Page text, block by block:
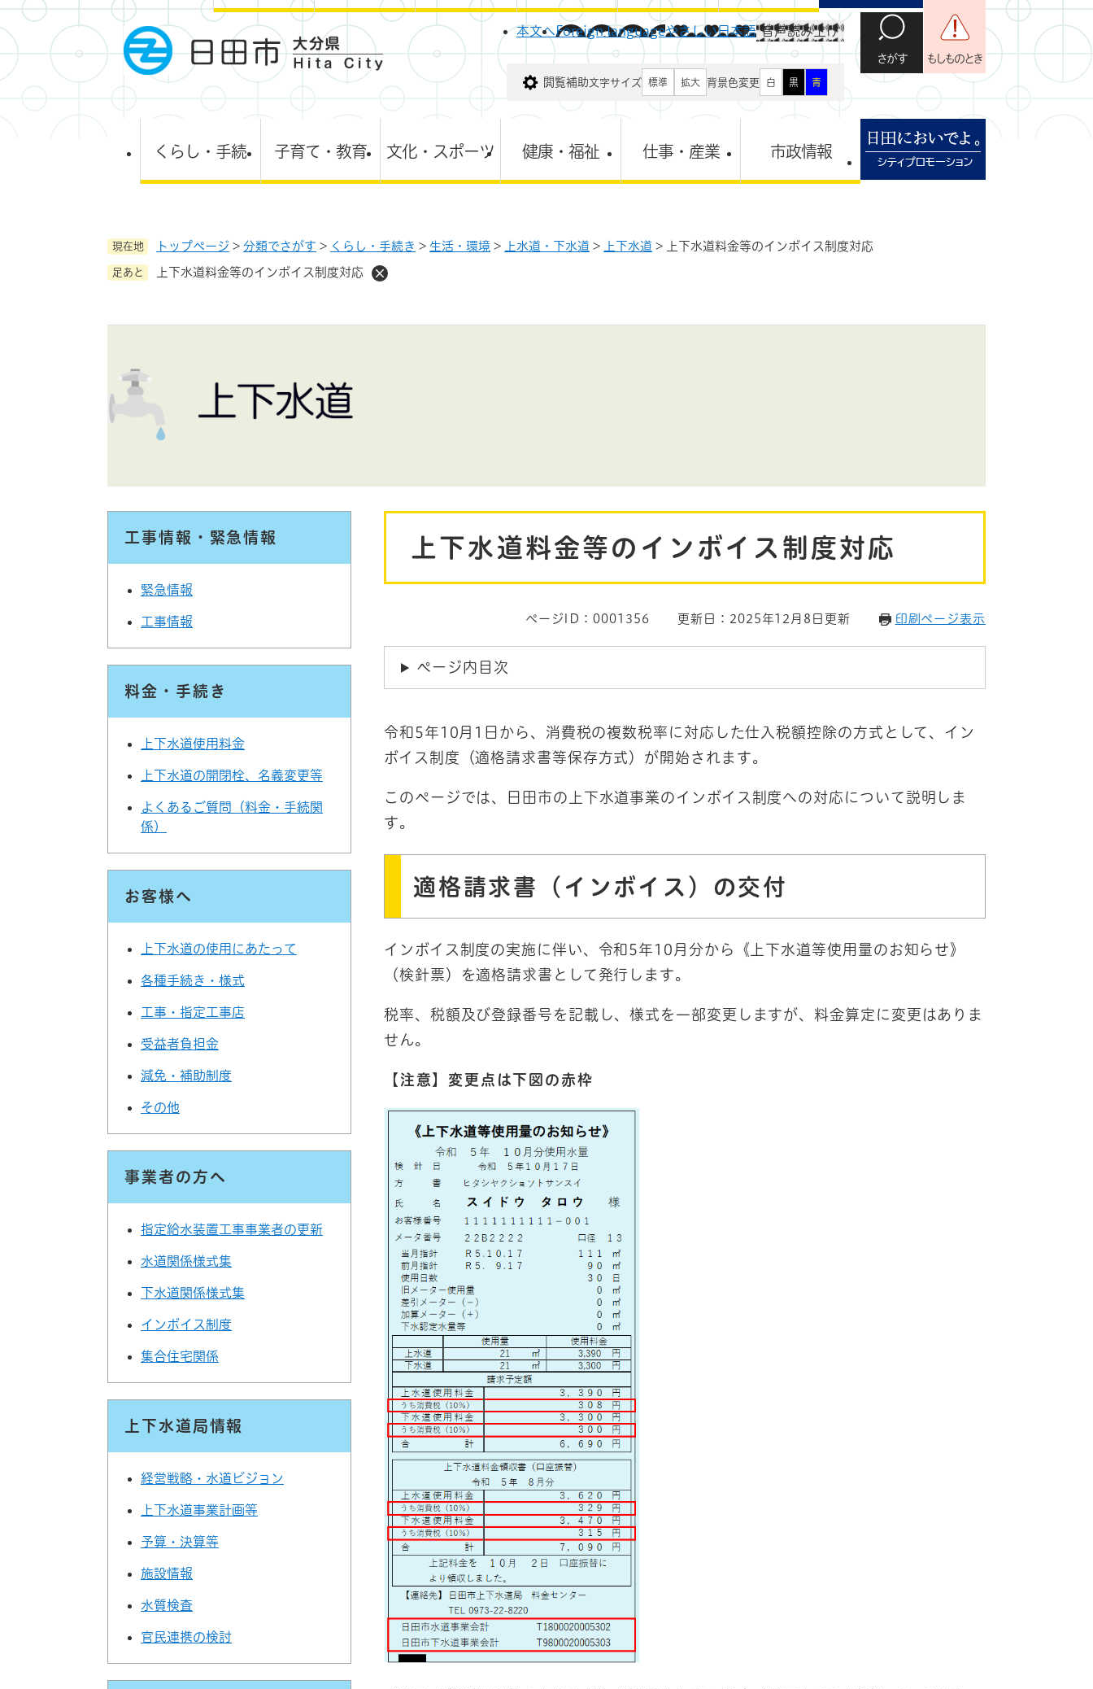
ペ
ー
の
メニューを飛ばして本文へ
本文へForeign languageやさしい日本語 音声読み上げ
閲覧補助文字サイズ 標準 拡大 背景色変更 白 黒 青
さがす もしものとき
くらし・手続 子育て・教育 文化・スポーツ 健康・福祉 仕事・産業 市政情報
現在地 トップページ > 分類でさがす > くらし・手続き > 生活・環境 > 上水道・下水道 > 上下水道 > 上下水道料金等のインボイス制度対応
足あと 上下水道料金等のインボイス制度対応
上下水道料金等のインボイス制度対応
ページID：0001356 更新日：2025年12月8日更新 印刷ページ表示
ページ内目次
令和5年10月1日から、消費税の複数税率に対応した仕入税額控除の方式として、イン
ボイス制度（適格請求書等保存方式）が開始されます。
このページでは、日田市の上下水道事業のインボイス制度への対応について説明しま
す。
適格請求書（インボイス）の交付
インボイス制度の実施に伴い、令和5年10月分から《上下水道等使用量のお知らせ》
（検針票）を適格請求書として発行します。
税率、税額及び登録番号を記載し、様式を一部変更しますが、料金算定に変更はありま
せん。
【注意】変更点は下図の赤枠
工事情報・緊急情報
緊急情報
工事情報
料金・手続き
上下水道使用料金
上下水道の開閉栓、名義変更等
よくあるご質問（料金・手続関
係）
お客様へ
上下水道の使用にあたって
各種手続き・様式
工事・指定工事店
受益者負担金
減免・補助制度
その他
事業者の方へ
指定給水装置工事事業者の更新
水道関係様式集
下水道関係様式集
インボイス制度
集合住宅関係
上下水道局情報
経営戦略・水道ビジョン
上下水道事業計画等
予算・決算等
施設情報
水質検査
官民連携の検討